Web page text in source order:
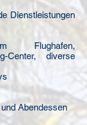
Dienstleistungen
Flughafen,
Center, diverse
Abendessen